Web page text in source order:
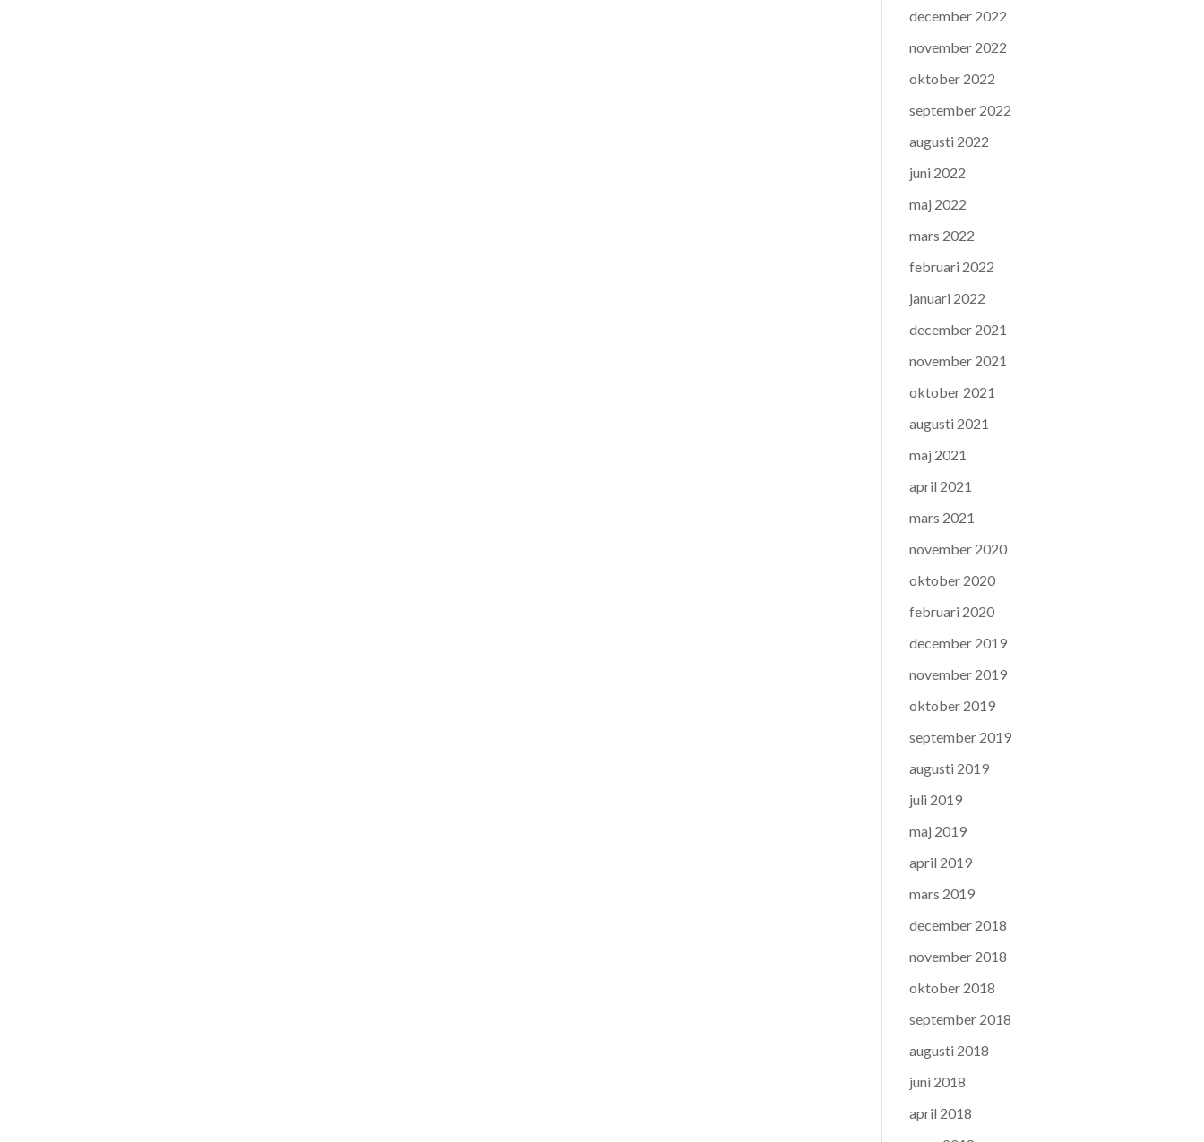
december 2022
november 2022
oktober 2022
september 2022
augusti 2022
juni 2022
maj 2022
mars 2022
februari 2022
januari 2022
december 2021
november 2021
oktober 2021
augusti 2021
maj 2021
april 2021
mars 2021
november 2020
oktober 2020
februari 2020
december 2019
november 2019
oktober 2019
september 2019
augusti 2019
juli 2019
maj 2019
april 2019
mars 2019
december 2018
november 2018
oktober 2018
september 2018
augusti 2018
juni 2018
april 2018